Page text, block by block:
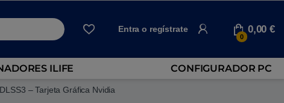
Entra o regístrate
0
0,00€
ILIFE CONFIGURADOR PC
– Tarjeta Gráfica Nvidia